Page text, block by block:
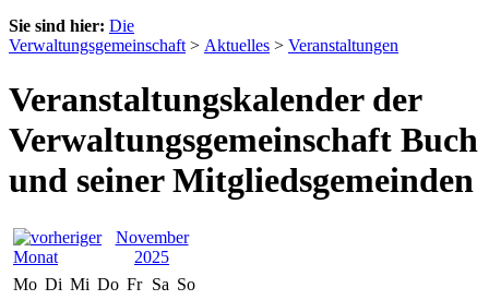
Sie sind hier: Die
Verwaltungsgemeinschaft > Aktuelles > Veranstaltungen
Veranstaltungskalender der
Verwaltungsgemeinschaft Buch
und seiner Mitgliedsgemeinden
November
2025
Mo Di Mi Do Fr Sa So